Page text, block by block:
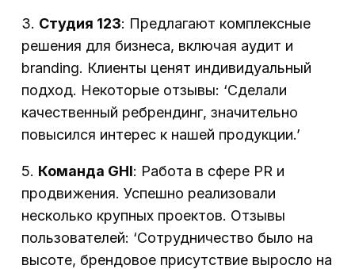
3. Студия 123: Предлагают комплексные
решения для бизнеса, включая аудит и
branding. Клиенты ценят индивидуальный
подход. Некоторые отзывы: ‘Сделали
качественный ребрендинг, значительно
повысился интерес к нашей продукции.’
5. Команда GHI: Работа в сфере PR и
продвижения. Успешно реализовали
несколько крупных проектов. Отзывы
пользователей: ‘Сотрудничество было на
высоте, брендовое присутствие выросло на